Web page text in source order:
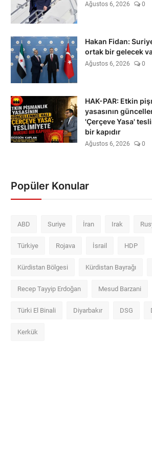
Ağustos 6, 2026 0
Hakan Fidan:
ortak bir gelecek
Ağustos 6, 2026 0
HAK-PAR: Etkin
yasasının
'Çerçeve Yasa'
bir kapıdır
Ağustos 6, 2026 0
Popüler Konular
ABD Suriye İran Irak
Türkiye Rojava İsrail HDP
Kürdistan Bölgesi Kürdistan Bayrağı
Recep Tayyip Erdoğan Mesud Barzani
Türki El Binali Diyarbakır DSG
Kerkük